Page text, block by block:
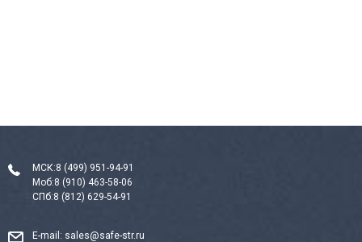
МСК:8 (499) 951-94-91
Моб:8 (910) 463-58-06
СПб:8 (812) 629-54-91
E-mail: sales@safe-str.ru